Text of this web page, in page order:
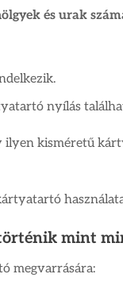
és urak
nyílás
ilyen kisméretű
mint
megvarrására: